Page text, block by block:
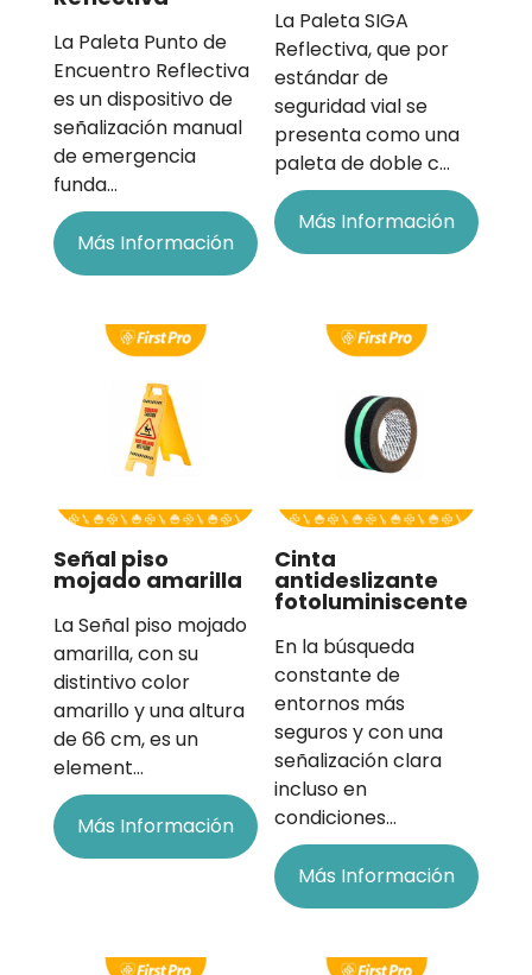
La Paleta Punto de
Encuentro Reflectiva
es un dispositivo de
señalización manual
de emergencia
funda…
Más Información
La Paleta SIGA
Reflectiva, que por
estándar de
seguridad vial se
presenta como una
paleta de doble c…
Más Información
Señal piso
mojado amarilla
La Señal piso mojado
amarilla, con su
distintivo color
amarillo y una altura
de 66 cm, es un
element…
Más Información
Cinta
antideslizante
fotoluminiscente
En la búsqueda
constante de
entornos más
seguros y con una
señalización clara
incluso en
condiciones…
Más Información